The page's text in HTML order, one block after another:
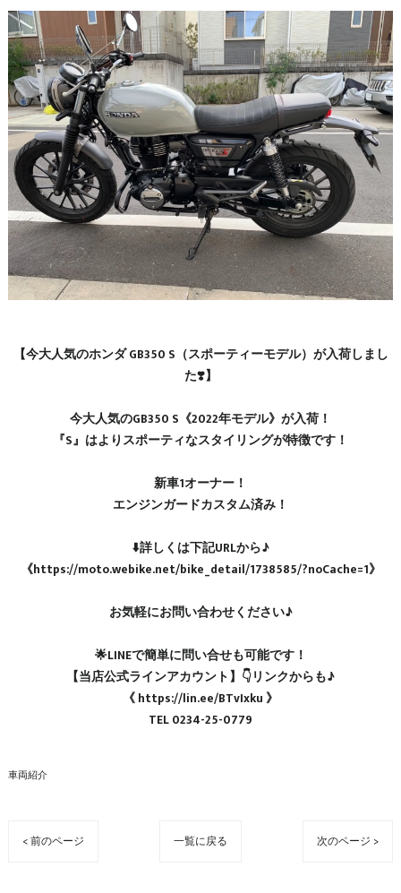
【今大人気のホンダ GB350 S（スポーティーモデル）が入荷しまし
た❣️】
今大人気のGB350 S《2022年モデル》が入荷！
『S』はよりスポーティなスタイリングが特徴です！
新車1オーナー！
エンジンガードカスタム済み！
⬇️詳しくは下記URLから♪
《https://moto.webike.net/bike_detail/1738585/?noCache=1》
お気軽にお問い合わせください♪
🌟LINEで簡単に問い合せも可能です！
【当店公式ラインアカウント】👇リンクからも♪
《 https://lin.ee/BTvIxku 》
TEL 0234-25-0779
車両紹介
< 前のページ 一覧に戻る 次のページ >